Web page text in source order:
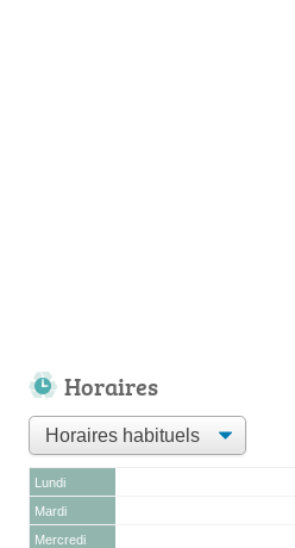
Horaires
Lundi
Mardi
Mercredi